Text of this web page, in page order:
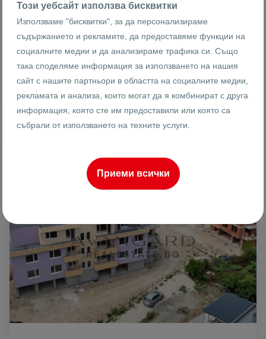
Площ
Този уебсайт използва бисквитки
Използваме "бисквитки", за да персонализираме
съдържанието и рекламите, да предоставяме функции на
социалните медии и да анализираме трафика си. Също
така споделяме информация за използването на нашия
сайт с нашите партньори в областта на социалните медии,
рекламата и анализа, които могат да я комбинират с друга
информация, която сте им предоставили или която са
събрали от използването на техните услуги.
Приеми всички